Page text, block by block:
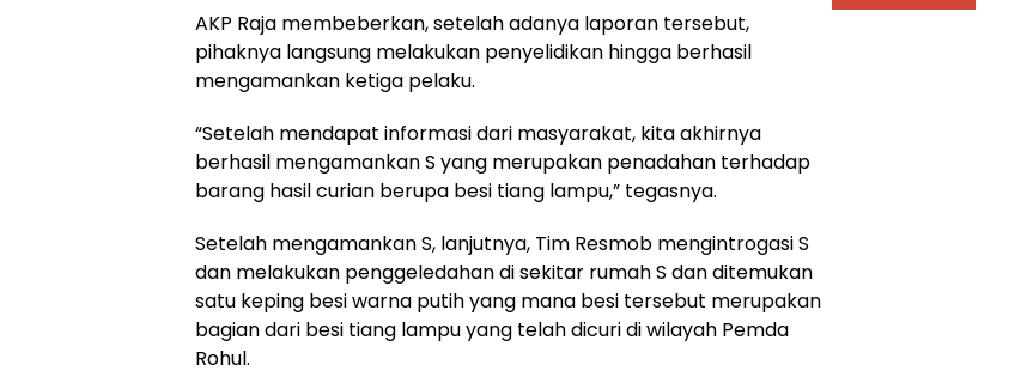
AKP Raja membeberkan, setelah adanya laporan tersebut,
pihaknya langsung melakukan penyelidikan hingga berhasil
mengamankan ketiga pelaku.
“Setelah mendapat informasi dari masyarakat, kita akhirnya
berhasil mengamankan S yang merupakan penadahan terhadap
barang hasil curian berupa besi tiang lampu,” tegasnya.
Setelah mengamankan S, lanjutnya, Tim Resmob mengintrogasi S
dan melakukan penggeledahan di sekitar rumah S dan ditemukan
satu keping besi warna putih yang mana besi tersebut merupakan
bagian dari besi tiang lampu yang telah dicuri di wilayah Pemda
Rohul.